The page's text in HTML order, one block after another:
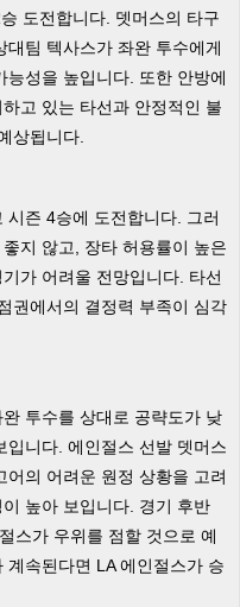
도전합니다. 뎃머스의 타구
팀 텍사스가 좌완 투수에게
성을 높입니다. 또한 안방에
고 있는 타선과 안정적인 불
상됩니다.
즌 4승에 도전합니다. 그러
지 않고, 장타 허용률이 높은
가 어려울 전망입니다. 타선
권에서의 결정력 부족이 심각
투수를 상대로 공략도가 낮
입니다. 에인절스 선발 뎃머스
의 어려운 원정 상황을 고려
높아 보입니다. 경기 후반
스가 우위를 점할 것으로 예
속된다면 LA 에인절스가 승